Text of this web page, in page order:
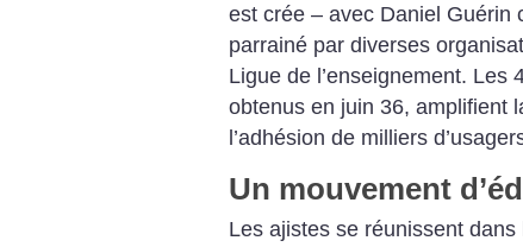
est crée – avec Daniel Guérin
parrainé par diverses
Ligue de l’enseignement. Les
obtenus en juin 36, amplifient
l’adhésion de milliers
Un mouvement
Les ajistes se réunissent